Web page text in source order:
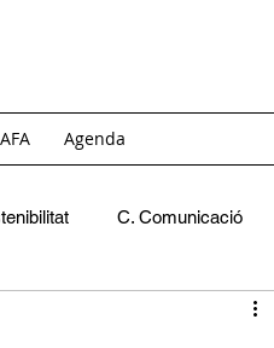
Agenda
C. Comunicació